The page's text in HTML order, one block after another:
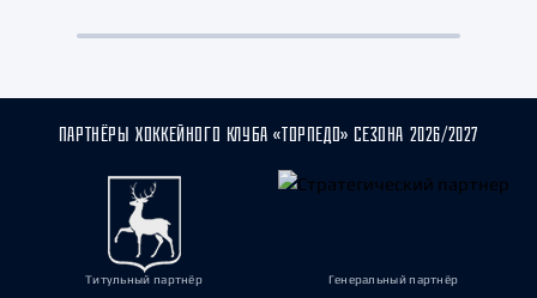
ПАРТНЁРЫ ХОККЕЙНОГО КЛУБА «ТОРПЕДО» СЕЗОНА 2026/2027
Титульный партнёр Генеральный партнёр